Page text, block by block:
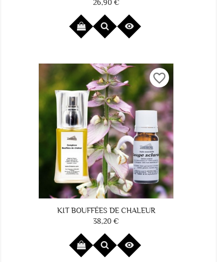
Prix
26,90 €

KIT BOUFFÉES DE CHALEUR
Prix
38,20 €

favorite_border